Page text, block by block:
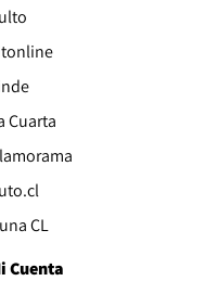
Cuarta
CL
Cuenta